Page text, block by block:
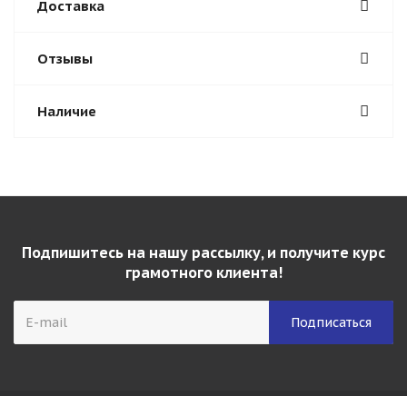
Доставка
Отзывы
Наличие
Подпишитесь на нашу рассылку, и получите курс
грамотного клиента!